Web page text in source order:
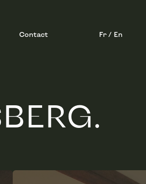
Contact Fr / En